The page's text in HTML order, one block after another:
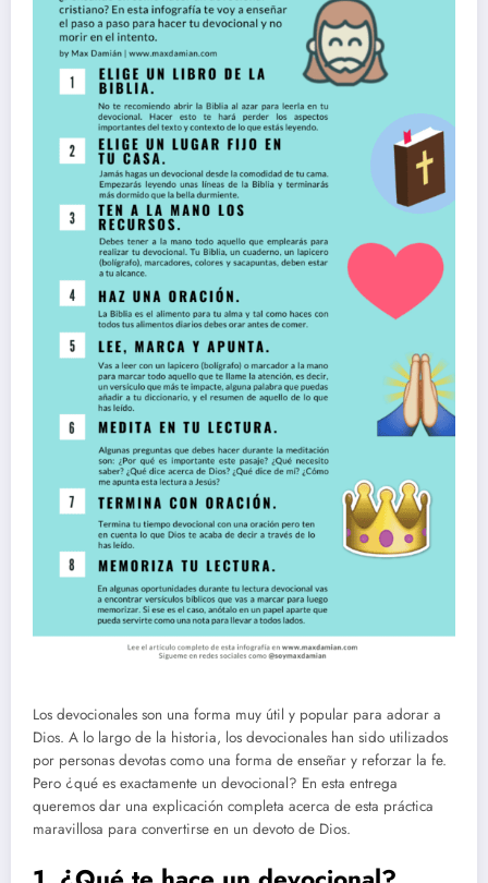
Los devocionales son una forma muy útil y popular para adorar a
Dios. A lo largo de la historia, los devocionales han sido utilizados
por personas devotas como una forma de enseñar y reforzar la fe.
Pero ¿qué es exactamente un devocional? En esta entrega
queremos dar una explicación completa acerca de esta práctica
maravillosa para convertirse en un devoto de Dios.